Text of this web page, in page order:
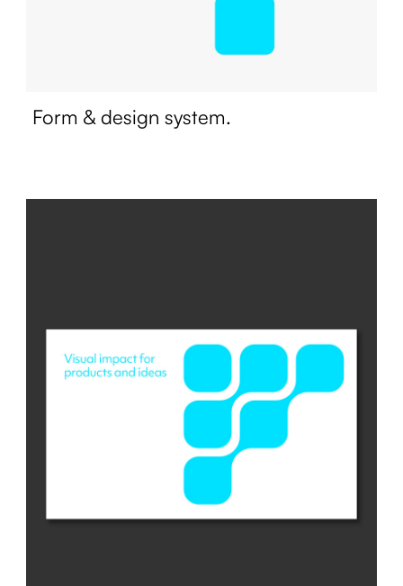
Form & design system.